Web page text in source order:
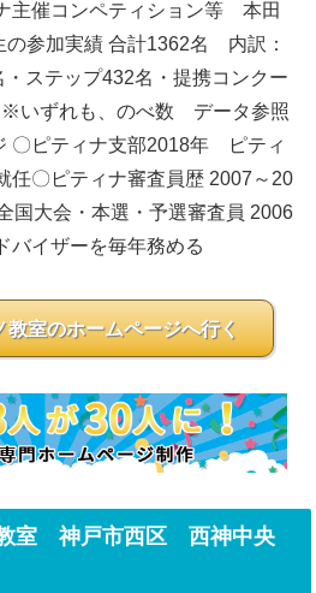
主催コンペティション等 本田
の参加実績 合計1362名 内訳：
ステップ432名・提携コンクー
いずれも、のべ数 データ参照
〇ピティナ支部 ​2018年 ピティ
〇ピティナ審査員歴 2007～20
大会・本選・予選審査員 2006
イザーを毎年務める
教室のホームページへ行く
室 神戸市西区 西神中央